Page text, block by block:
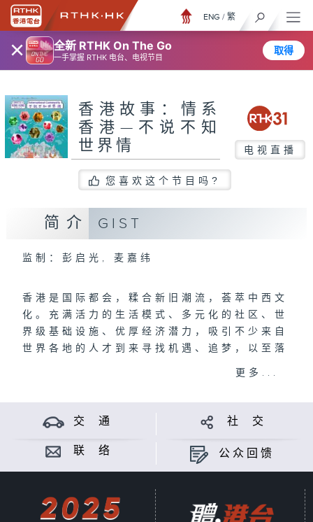
× 全新 RTHK On The Go
一手掌握 RTHK 电台、电视节目
取得
ENG / 繁
香港故事：情系
香港—不说不知
世界情
电视直播
您喜欢这个节目吗?
简介 GIST
监制：彭启光, 麦嘉纬
香港是国际都会，糅合新旧潮流，荟萃中西文
化。充满活力的生活模式、多元化的社区、世
界级基础设施、优厚经济潜力，吸引不少来自
世界各地的人才到来寻找机遇、追梦，以至落
各有理想；他们来自印尼、菲律宾、泰国、印
度、巴基斯坦、欧洲、非洲等地。节目以人物
特写和访谈形式，了解这群来自异地、不同族
裔的人，如何在香港这个开放、多元的大都会
娓娓道来他们的香港故事，并分享他们对香港
的印象和感受，来港适应的过程和体会，个人
更多...
交 通 社 交
联 络 公众回馈